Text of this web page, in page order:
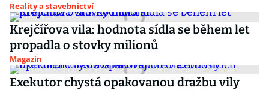
Reality a stavebnictví
Krejčířova vila: hodnota sídla se během let
propadla o stovky milionů
Magazín
Exekutor chystá opakovanou dražbu vily